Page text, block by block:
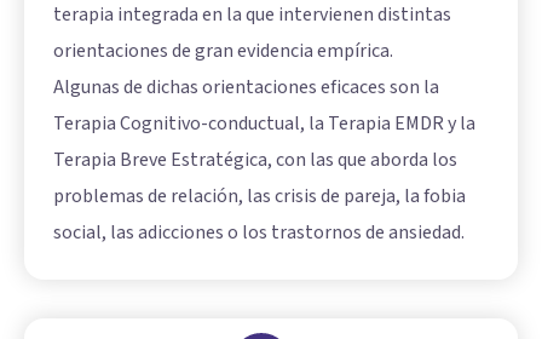
terapia integrada en la que intervienen distintas
orientaciones de gran evidencia empírica.
Algunas de dichas orientaciones eficaces son la
Terapia Cognitivo-conductual, la Terapia EMDR y la
Terapia Breve Estratégica, con las que aborda los
problemas de relación, las crisis de pareja, la fobia
social, las adicciones o los trastornos de ansiedad.